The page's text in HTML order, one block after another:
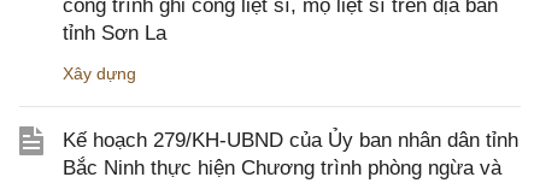
công trình ghi công liệt sĩ, mộ liệt sĩ trên địa bàn
tỉnh Sơn La
Xây dựng
Kế hoạch 279/KH-UBND của Ủy ban nhân dân tỉnh
Bắc Ninh thực hiện Chương trình phòng ngừa và